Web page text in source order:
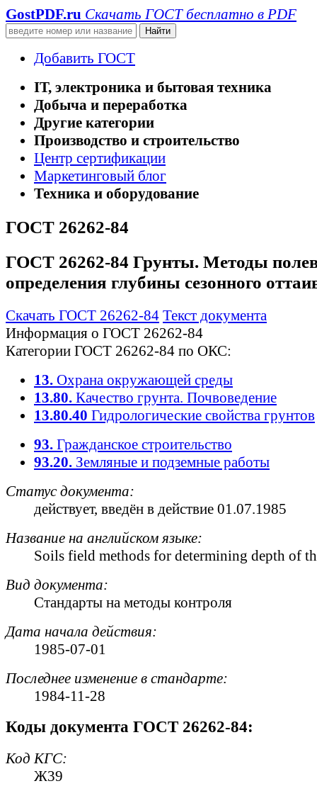
GostPDF.ru Скачать ГОСТ бесплатно в PDF
Добавить ГОСТ
IT, электроника и бытовая техника
Добыча и переработка
Другие категории
Производство и строительство
Центр сертификации
Маркетинговый блог
Техника и оборудование
ГОСТ 26262-84
ГОСТ 26262-84 Грунты. Методы
определения глубины сезонного
Скачать ГОСТ 26262-84 Текст документа
Информация о ГОСТ 26262-84
Категории ГОСТ 26262-84 по ОКС:
13. Охрана окружающей среды
13.80. Качество грунта. Почвоведение
13.80.40 Гидрологические свойства грунтов
93. Гражданское строительство
93.20. Земляные и подземные работы
Статус документа:
действует, введён в действие 01.07.1985
Название на английском языке:
Soils field methods for determining depth of
Вид документа:
Стандарты на методы контроля
Дата начала действия:
1985-07-01
Последнее изменение в стандарте:
1984-11-28
Коды документа ГОСТ 26262-84:
КодКГС:
Ж39